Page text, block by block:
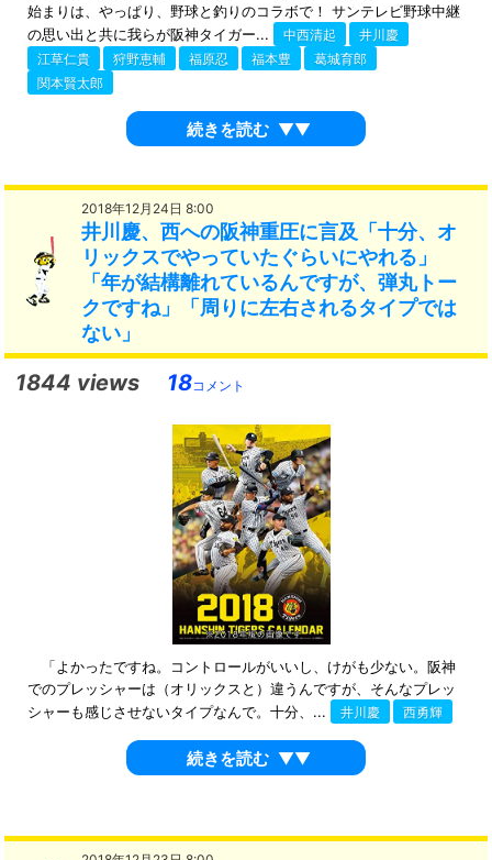
始まりは、やっぱり、野球と釣りのコラボで！ サンテレビ野球中継
の思い出と共に我らが阪神タイガー...
中西清起
井川慶
江草仁貴
狩野恵輔 福原忍 福本豊
葛城育郎
関本賢太郎
続きを読む ▼▼
2018年12月24日 8:00
井川慶、西への阪神重圧に言及「十分、オ
リックスでやっていたぐらいにやれる」
「年が結構離れているんですが、弾丸トー
クですね」「周りに左右されるタイプでは
ない」
1844 views 18コメント
「よかったですね。コントロールがいいし、けがも少ない。阪神
でのプレッシャーは（オリックスと）違うんですが、そんなプレッ
シャーも感じさせないタイプなんで。十分、...
井川慶 西勇輝
続きを読む ▼▼